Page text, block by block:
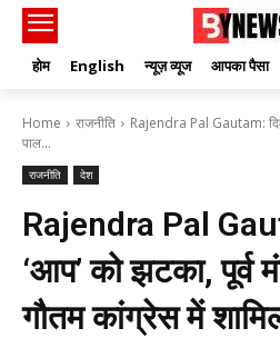
होम English न्यूज़ व्यूज आपका पैसा
Home राजनीति
Rajendra Pal Gautam:
पाल...
राजनीति देश
Rajendra Pal
‘आप’ को झटका, पूर्व
गौतम कांग्रेस में